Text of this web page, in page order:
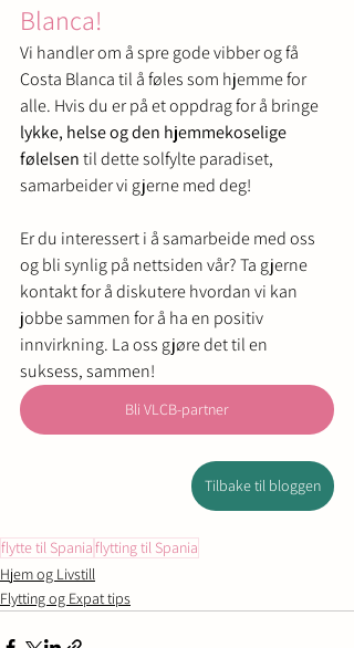
Blanca!
Vi handler om å spre gode vibber og få
Costa Blanca til å føles som hjemme for
alle. Hvis du er på et oppdrag for å bringe
lykke, helse og den hjemmekoselige
følelsen til dette solfylte paradiset,
samarbeider vi gjerne med deg!
Er du interessert i å samarbeide med oss ​​
og bli synlig på nettsiden vår? Ta gjerne
kontakt for å diskutere hvordan vi kan
jobbe sammen for å ha en positiv
innvirkning. La oss gjøre det til en
suksess, sammen!
Bli VLCB-partner
Tilbake til bloggen
flytte til Spaniaflytting til Spania
Hjem og Livstill
Flytting og Expat tips